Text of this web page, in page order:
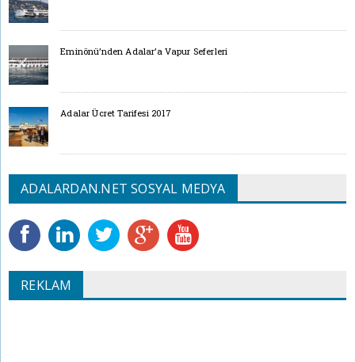
Eminönü’nden Adalar’a Vapur Seferleri
Adalar Ücret Tarifesi 2017
ADALARDAN.NET SOSYAL MEDYA
REKLAM